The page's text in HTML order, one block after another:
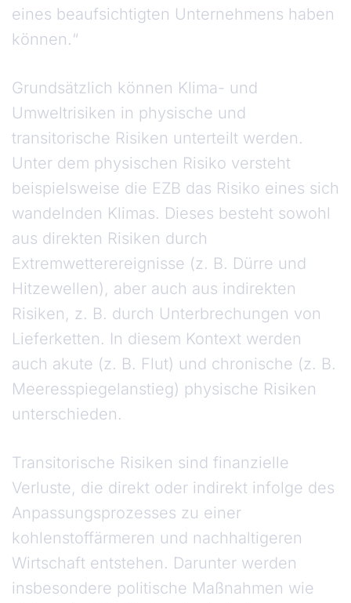
eines beaufsichtigten Unternehmens haben
können.“
Grundsätzlich können Klima- und
Umweltrisiken in physische und
transitorische Risiken unterteilt werden.
Unter dem physischen Risiko versteht
beispielsweise die EZB das Risiko eines sich
wandelnden Klimas. Dieses besteht sowohl
aus direkten Risiken durch
Extremwetterereignisse (z. B. Dürre und
Hitzewellen), aber auch aus indirekten
Risiken, z. B. durch Unterbrechungen von
Lieferketten. In diesem Kontext werden
auch akute (z. B. Flut) und chronische (z. B.
Meeresspiegelanstieg) physische Risiken
unterschieden.
Transitorische Risiken sind finanzielle
Verluste, die direkt oder indirekt infolge des
Anpassungsprozesses zu einer
kohlenstoffärmeren und nachhaltigeren
Wirtschaft entstehen. Darunter werden
insbesondere politische Maßnahmen wie